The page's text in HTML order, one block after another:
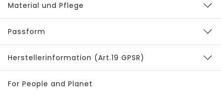
Material und Pflege
Passform
Herstellerinformation (Art.19 GPSR)
For People and Planet